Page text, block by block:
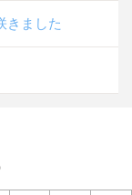
きました